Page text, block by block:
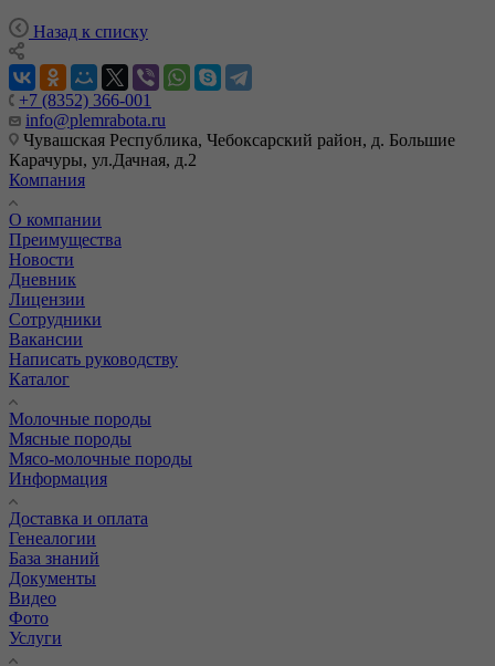
Назад к списку
+7 (8352) 366-001
info@plemrabota.ru
Чувашская Республика, Чебоксарский район, д. Большие
Карачуры, ул.Дачная, д.2
Компания
О компании
Преимущества
Новости
Дневник
Лицензии
Сотрудники
Вакансии
Написать руководству
Каталог
Молочные породы
Мясные породы
Мясо-молочные породы
Информация
Доставка и оплата
Генеалогии
База знаний
Документы
Видео
Фото
Услуги